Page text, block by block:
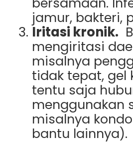
jamur, bakteri,
Iritasi kronik.
mengiritasi
misalnya
tidak tepat, gel
tentu saja
menggunakan
misalnya
bantu lainnya).